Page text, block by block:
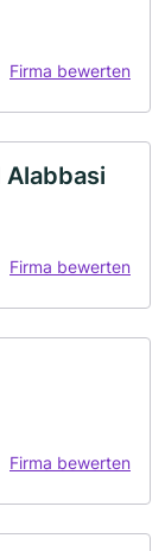
Firma bewerten
Alabbasi
Firma bewerten
Firma bewerten